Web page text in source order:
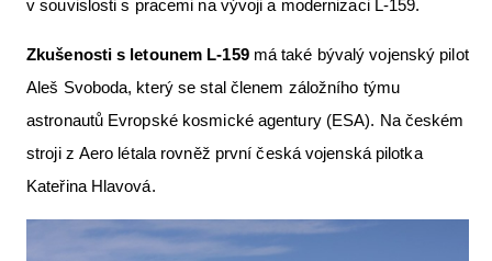
v souvislosti s pracemi na vývoji a modernizaci L-159.
Zkušenosti s letounem L-159má také bývalý vojenský pilot
Aleš Svoboda, který se stal členem záložního týmu
astronautů Evropské kosmické agentury (ESA). Na českém
stroji z Aero létala rovněž první česká vojenská pilotka
Kateřina Hlavová.